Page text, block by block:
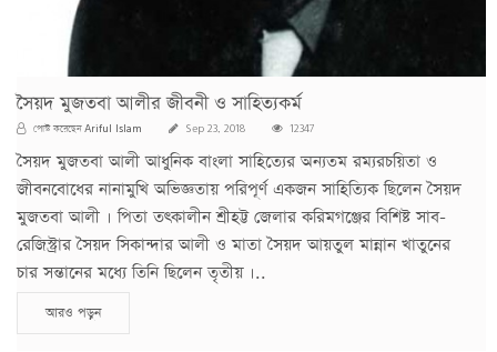
সৈয়দ মুজতবা আলীর জীবনী ও সাহিত্যকর্ম
পোস্ট করেছেনAriful Islam Sep 23, 2018 12347
সৈয়দ মুজতবা আলী আধুনিক বাংলা সাহিত্যের অন্যতম রম্যরচয়িতা ও
জীবনবোধের নানামুখি অভিজ্ঞতায় পরিপূর্ণ একজন সাহিত্যিক ছিলেন সৈয়দ
মুজতবা আলী । পিতা তৎকালীন শ্রীহট্ট জেলার করিমগঞ্জের বিশিষ্ট সাব-
রেজিস্ট্রার সৈয়দ সিকান্দার আলী ও মাতা সৈয়দ আয়তুল মান্নান খাতুনের
চার সন্তানের মধ্যে তিনি ছিলেন তৃতীয় ।..
আরও পড়ুন